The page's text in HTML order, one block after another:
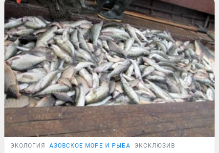
ЭКОЛОГИЯ АЗОВСКОЕ МОРЕ И РЫБА ЭКСКЛЮЗИВ